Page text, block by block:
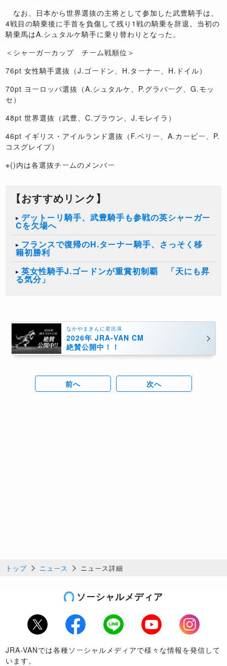
なお、日本から世界選抜の主将として参加した武豊騎手は、
4戦目の騎乗後に手首を負傷して残り1戦の騎乗を辞退。当初の
騎乗馬はA.シュタルケ騎手に乗り替わりとなった。
＜シャーガーカップ チーム戦順位＞
76pt 女性騎手選抜（J.ゴードン、H.ターナー、H.ドイル）
70pt ヨーロッパ選抜（A.シュタルケ、P.グラバーグ、G.モッ
セ）
48pt 世界選抜（武豊、C.ブラウン、J.モレイラ）
46pt イギリス・アイルランド選抜（F.ベリー、A.カービー、P.
コスグレイブ）
※()内は各選抜チームのメンバー
【おすすめリンク】
デットーリ騎手、武豊騎手も参戦の英シャーガー
Cを欠場へ
フランスで復帰のH.ターナー騎手、さっそく移
籍初勝利
英女性騎手J.ゴードンが重賞初制覇 「天にも昇
る気分」
なかやまきんに君出演
2026年 JRA-VAN CM
絶賛公開中！！
前へ 次へ
トップ ニュース ニュース詳細
ソーシャルメディア
Twitter Facebook LINE Youtube
Instagram
JRA-VANでは各種ソーシャルメディアで様々な情報を発信して
います。